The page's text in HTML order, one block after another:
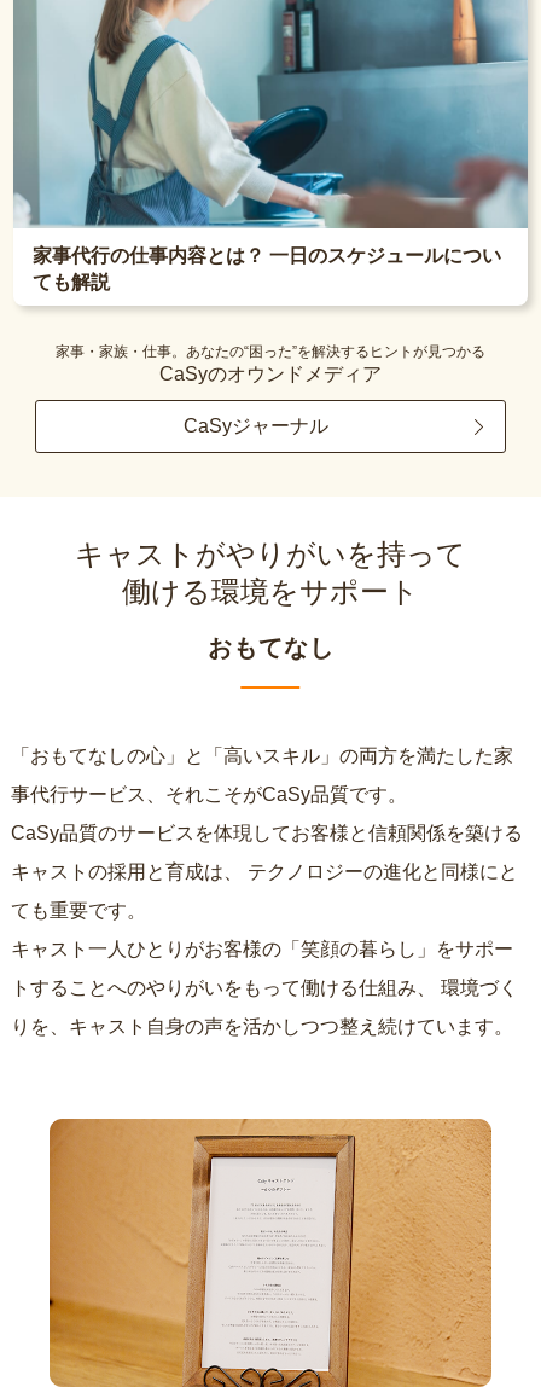
家事代行の仕事内容とは？ 一日のスケジュールについ
ても解説
家事・家族・仕事。あなたの“困った”を解決するヒントが見つかる
CaSyのオウンドメディア
CaSyジャーナル
キャストがやりがいを持って
働ける環境をサポート
おもてなし
「おもてなしの心」と「高いスキル」の両方を満たした家
事代行サービス、それこそがCaSy品質です。
CaSy品質のサービスを体現してお客様と信頼関係を築ける
キャストの採用と育成は、
ても重要です。
キャスト一人ひとりがお客様の「笑顔の暮らし」をサポー
トすることへのやりがいをもって働ける仕組み、
りを、キャスト自身の声を活かしつつ整え続けています。